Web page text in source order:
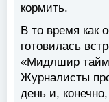
кормить.
В то время как
готовилась
«Мидлшир
Журналисты
день и,